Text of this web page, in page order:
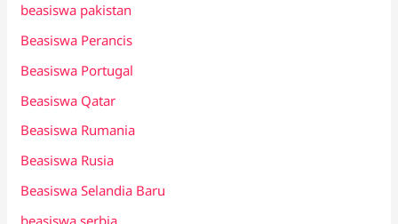
beasiswa pakistan
Beasiswa Perancis
Beasiswa Portugal
Beasiswa Qatar
Beasiswa Rumania
Beasiswa Rusia
Beasiswa Selandia Baru
beasiswa serbia